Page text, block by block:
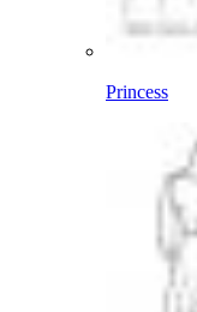
Princess